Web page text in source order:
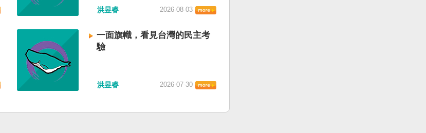
洪昱睿 2026-08-03
一面旗幟，看見台灣的民主考
驗
洪昱睿 2026-07-30